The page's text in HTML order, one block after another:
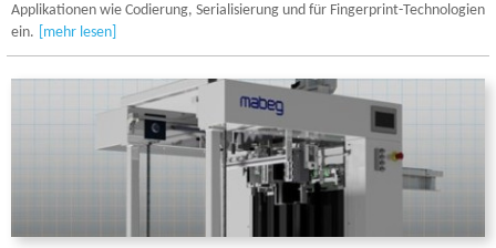
Applikationen wie Codierung, Serialisierung und für Fingerprint-Technologien
ein.
[mehr lesen]